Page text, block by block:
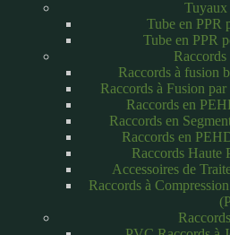
Tuyaux
Tube en PPR
Tube en PPR
Raccords à fusion
Raccords à Fusion
Raccords en
Raccords en
Raccords en
Raccords Haute
Accessoires de
Raccords à